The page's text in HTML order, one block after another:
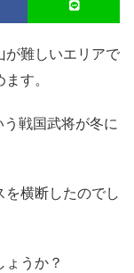
が難しいエリアで
す。
戦国武将が冬に
横断したのでし
うか？